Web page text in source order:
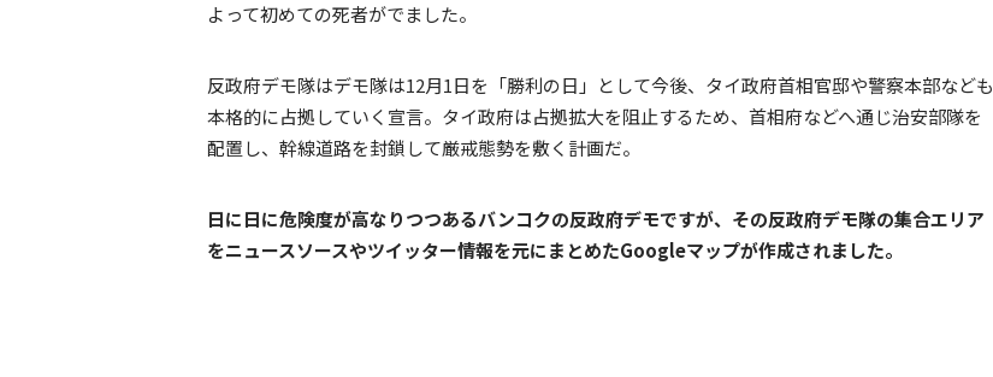
よって初めての死者がでました。
反政府デモ隊はデモ隊は12月1日を「勝利の日」として今後、タイ政府首相官邸や警察本部なども
本格的に占拠していく宣言。タイ政府は占拠拡大を阻止するため、首相府などへ通じ治安部隊を
配置し、幹線道路を封鎖して厳戒態勢を敷く計画だ。
日に日に危険度が高なりつつあるバンコクの反政府デモですが、その反政府デモ隊の集合エリア
をニュースソースやツイッター情報を元にまとめたGoogleマップが作成されました。